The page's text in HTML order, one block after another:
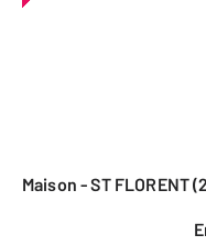
Maison - ST FLORENT